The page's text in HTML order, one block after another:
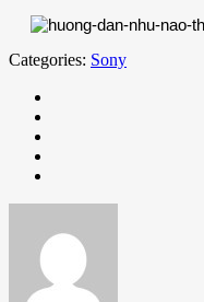
Categories: Sony